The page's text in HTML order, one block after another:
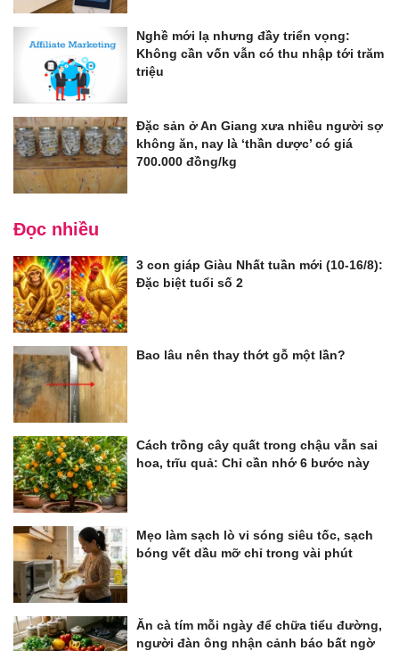
Nghề mới lạ nhưng đầy triển vọng:
Không cần vốn vẫn có thu nhập tới trăm
triệu
Đặc sản ở An Giang xưa nhiều người sợ
không ăn, nay là ‘thần dược’ có giá
700.000 đồng/kg
Đọc nhiều
3 con giáp Giàu Nhất tuần mới (10-16/8):
Đặc biệt tuổi số 2
Bao lâu nên thay thớt gỗ một lần?
Cách trồng cây quất trong chậu vẫn sai
hoa, trĩu quả: Chỉ cần nhớ 6 bước này
Mẹo làm sạch lò vi sóng siêu tốc, sạch
bóng vết dầu mỡ chỉ trong vài phút
Ăn cà tím mỗi ngày để chữa tiểu đường,
người đàn ông nhận cảnh báo bất ngờ